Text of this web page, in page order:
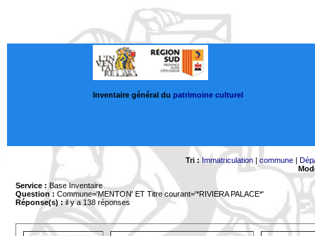
Inventaire général du patrimoine culturel
Tri : Immatriculation |commune |
Service : Base Inventaire
Question : Commune='MENTON' ET Titre courant='*RIVIERA PALACE*'
Réponse(s) :il y a 138 réponses